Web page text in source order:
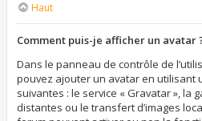
Haut
Comment puis-je afficher un avatar
Dans le panneau de contrôle de
pouvez ajouter un avatar en utilisant
suivantes : le service « Gravatar », la
distantes ou le transfert d’images